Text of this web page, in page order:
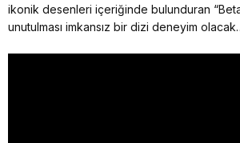
ikonik desenleri içeriğinde bulunduran
unutulması imkansız bir dizi deneyim